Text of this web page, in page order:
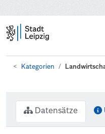
Kategorien
Datensätze